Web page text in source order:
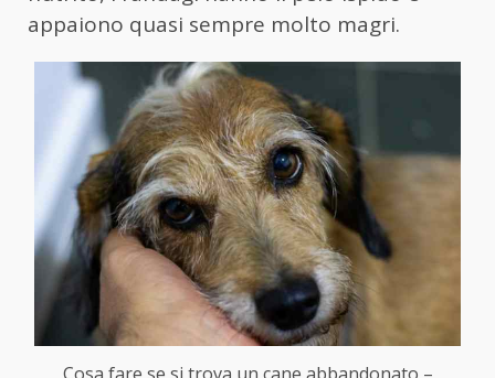
appaiono quasi sempre molto magri.
Cosa fare se si trova un cane abbandonato –